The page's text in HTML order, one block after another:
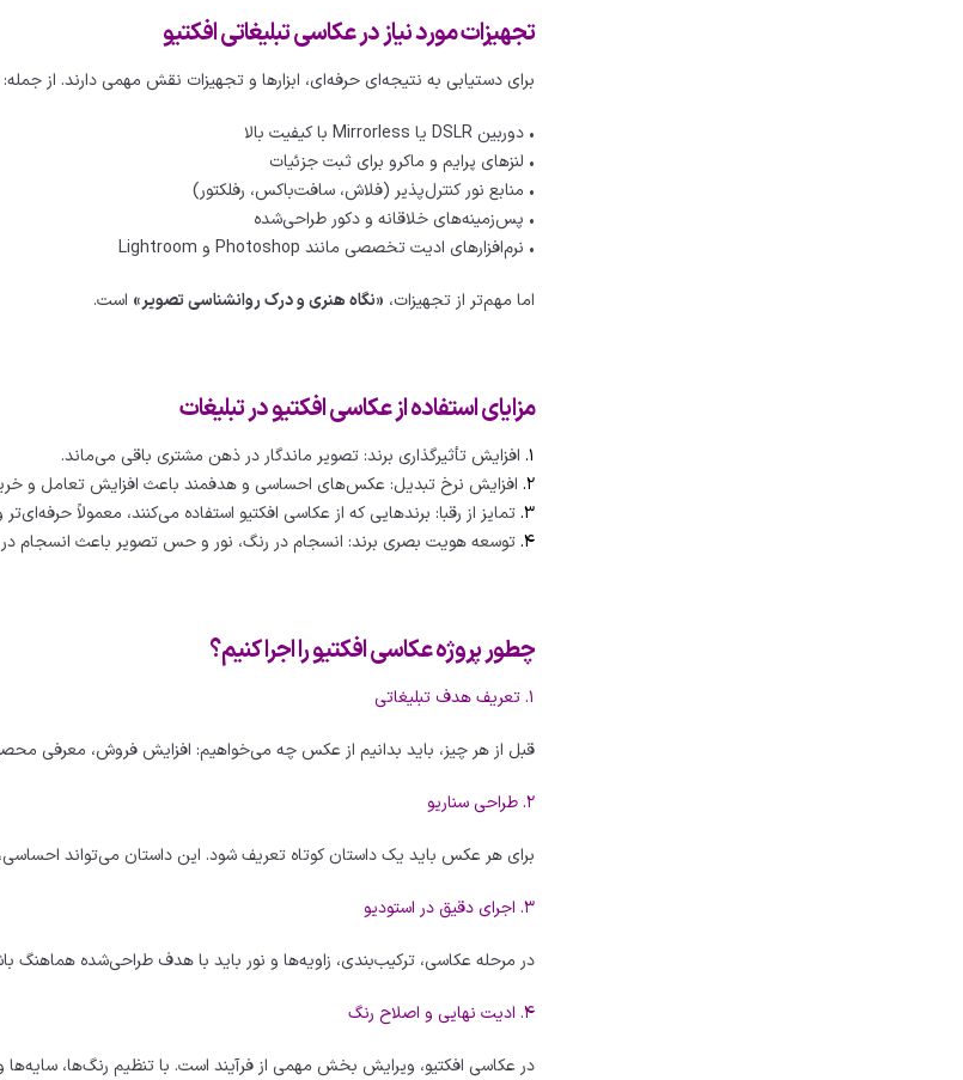
تجهیزات مورد نیاز در عکاسی تبلیغاتی افکتیو
برای دستیابی به نتیجه‌ای حرفه‌ای، ابزارها و تجهیزات نقش مهمی دارند. از جمله:
• دوربین DSLR یا Mirrorless با کیفیت بالا
• لنزهای پرایم و ماکرو برای ثبت جزئیات
• منابع نور کنترل‌پذیر (فلاش، سافت‌باکس، رفلکتور)
• پس‌زمینه‌های خلاقانه و دکور طراحی‌شده
• نرم‌افزارهای ادیت تخصصی مانند Photoshop و Lightroom
اما مهم‌تر از تجهیزات، «نگاه هنری و درک روانشناسی تصویر» است.
مزایای استفاده از عکاسی افکتیو در تبلیغات
۱. افزایش تأثیرگذاری برند: تصویر ماندگار در ذهن مشتری باقی می‌ماند.
۲. افزایش نرخ تبدیل: عکس‌های احساسی و هدفمند باعث افزایش تعامل و
۳. تمایز از رقبا: برندهایی که از عکاسی افکتیو استفاده می‌کنند، معمولاً
۴. توسعه هویت بصری برند: انسجام در رنگ، نور و حس تصویر باعث انسجام
چطور پروژه عکاسی افکتیو را اجرا کنیم؟
۱. تعریف هدف تبلیغاتی
قبل از هر چیز، باید بدانیم از عکس چه می‌خواهیم: افزایش فروش، معرفی
۲. طراحی سناریو
برای هر عکس باید یک داستان کوتاه تعریف شود. این داستان می‌تواند
۳. اجرای دقیق در استودیو
در مرحله عکاسی، ترکیب‌بندی، زاویه‌ها و نور باید با هدف طراحی‌شده هماهنگ
۴. ادیت نهایی و اصلاح رنگ
در عکاسی افکتیو، ویرایش بخش مهمی از فرآیند است. با تنظیم رنگ‌ها،